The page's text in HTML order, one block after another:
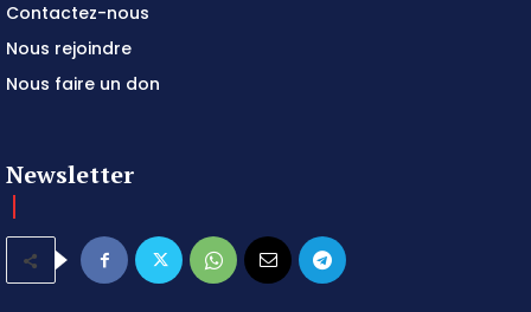
Contactez-nous
Nous rejoindre
Nous faire un don
Newsletter